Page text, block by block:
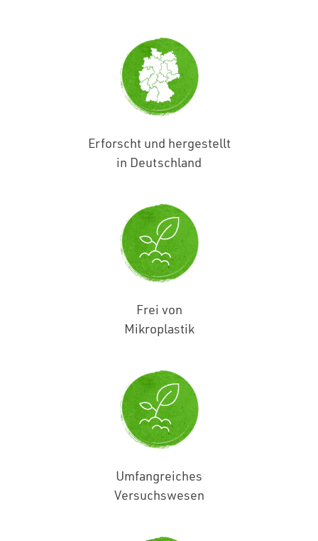
Erforscht und hergestellt
in Deutschland
Frei von
Mikroplastik
Umfangreiches
Versuchswesen